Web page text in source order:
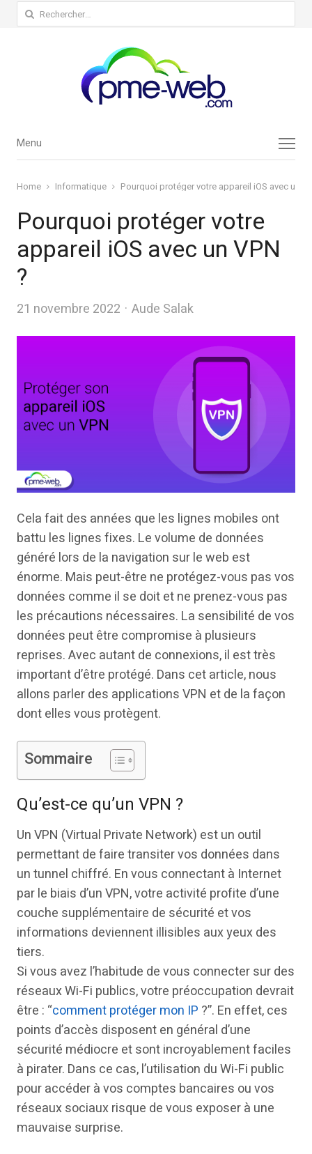
Rechercher :
Menu
Menu
Home Informatique Pourquoi protéger votre appareil iOS avec un
Pourquoi protéger votre
appareil iOS avec un VPN
?
21 novembre 2022 Author
Aude Salak
Cela fait des années que les lignes mobiles ont
battu les lignes fixes. Le volume de données
généré lors de la navigation sur le web est
énorme. Mais peut-être ne protégez-vous pas vos
données comme il se doit et ne prenez-vous pas
les précautions nécessaires. La sensibilité de vos
données peut être compromise à plusieurs
reprises. Avec autant de connexions, il est très
important d’être protégé. Dans cet article, nous
allons parler des applications VPN et de la façon
dont elles vous protègent.
Sommaire
Qu’est-ce qu’un VPN ?
Un VPN (Virtual Private Network) est un outil
permettant de faire transiter vos données dans
un tunnel chiffré. En vous connectant à Internet
par le biais d’un VPN, votre activité profite d’une
couche supplémentaire de sécurité et vos
informations deviennent illisibles aux yeux des
tiers.
Si vous avez l’habitude de vous connecter sur des
réseaux Wi-Fi publics, votre préoccupation devrait
être : “comment protéger mon IP ?”. En effet, ces
points d’accès disposent en général d’une
sécurité médiocre et sont incroyablement faciles
à pirater. Dans ce cas, l’utilisation du Wi-Fi public
pour accéder à vos comptes bancaires ou vos
réseaux sociaux risque de vous exposer à une
mauvaise surprise.